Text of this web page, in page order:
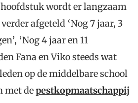
wordt er langzaam
afgeteld ‘Nog 7 jaar, 3
‘Nog 4 jaar en 11
Fana en Viko steeds wat
op de middelbare school
met depestkopmaatschappij